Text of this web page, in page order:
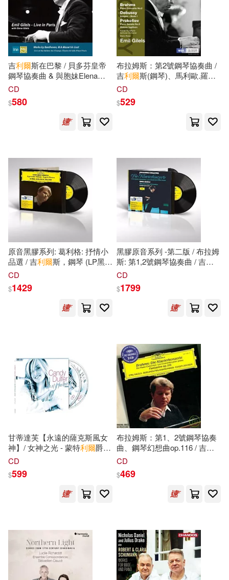
（俄羅斯）列夫·托爾斯泰(6)
（奧）斯蒂芬·茨威格(6)
（英）威廉·莎士比亞(6)
（英）柯南‧道爾(6)
（英）阿卜杜勒拉扎克·古爾納(6)
（英）阿瑟·柯南·道爾爵士(6)
（英）阿瑟·柯南·道爾，師魯貝爾
（編繪）(6)
(瑞典)拉格洛夫(5)
(瑞典)格里佩(5)
(美)南希·史賓格(5)
William Shakespeare(5)
亞瑟·柯南·道爾(5)
亞瑟．柯南．道爾(Arthur Conan D
oyle)(5)
卜正民(5) 司馬遷(5)
咸慶信(5) 威廉‧莎士比亞(5)
宇宙文化(5)
世界圖書出版公司北京公司(25)
交通部運輸研究所(25)
大碩教育(25) 太雅出版社(25)
三民(24)
北京工業大學出版社(24)
吉林出版集團有限責任公司(24)
中國對外翻譯出版公司(23)
天地出版社(23)
灕江出版社(23) 采實文化(23)
長江文藝出版社(23)
復旦大學出版社(22)
校園書房(22)
Membran(21) 三采(21)
上海社會科學院出版社(21)
吉利爾斯在巴黎 / 貝多芬皇帝
鋼琴協奏曲 & 與胞妹Elena
Gilels聯演莫札特雙鋼琴協奏曲
Live in Paris / Mozart,
Beethoven, Liszt)
CD
$580
布拉姆斯：第2號鋼琴協奏曲 /
吉利爾斯(鋼琴)、馬利歐.羅西
(指揮) 科隆廣播交響樂團(Emil
& Prokofiev / Emil Gilels
CD
$529
原音黑膠系列: 葛利格: 抒情小
品選 / 吉利爾斯，鋼琴 (LP黑
膠)(Original Source Series :
Gilels (LP))
CD
$1429
黑膠原音系列 -第二版 / 布拉姆
斯: 第1,2號鋼琴協奏曲 / 吉利
爾斯，鋼琴 / 約夫姆，指揮 / 柏
Source Series / Brahms: Piano
Concertos No. 1 & 2 / Emil
Gilels, Eugen Jochum, Berliner
CD
$1799
甘蒂達芙【永遠的薩克斯風女
神】/ 女神之光 - 蒙特利爾爵士
音樂節現場光芒【CD+DVD雙
At Montreux (CD+DVD))
CD
$599
布拉姆斯：第1、2號鋼琴協奏
曲、鋼琴幻想曲op.116 / 吉利
爾斯, 鋼琴(Brahms: Piano
Fantasien op. 116 / Emil Gilels,
CD
$469